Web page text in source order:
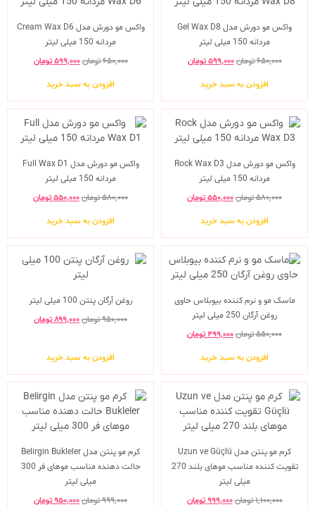
واکس مو دورش مدل Gel Wax D8
مردانه 150 میلی لیتر
۶۵۰,۰۰۰تومان۵۹۹,۰۰۰ تومان
افزودن به سبد خرید
واکس مو دورش مدل Cream Wax D6
مردانه 150 میلی لیتر
۶۵۰,۰۰۰تومان۵۹۹,۰۰۰ تومان
افزودن به سبد خرید
واکس مو دورش مدل Rock Wax D3
مردانه 150 میلی لیتر
۵۸۰,۰۰۰تومان۵۵۰,۰۰۰تومان
افزودن به سبد خرید
واکس مو دورش مدل Full Wax D1
مردانه 150 میلی لیتر
۵۸۰,۰۰۰تومان۵۵۰,۰۰۰تومان
افزودن به سبد خرید
ماسک مو و نرم کننده بیوبلاس حاوی
روغن آرگان 250 میلی لیتر
۵۵۰,۰۰۰تومان۴۹۹,۰۰۰تومان
افزودن به سبد خرید
روغن آرگان پنتن 100 میلی لیتر
۹۵۰,۰۰۰تومان۸۹۹,۰۰۰تومان
افزودن به سبد خرید
کرم مو پنتن مدل Uzun ve Güçlü
تقویت کننده مناسب موهای بلند 270
میلی لیتر
۱,۱۰۰,۰۰۰تومان۹۹۹,۰۰۰ تومان
کرم مو پنتن مدل Belirgin Bukleler
حالت دهنده مناسب موهای فر 300
میلی لیتر
۹۹۹,۰۰۰تومان۹۵۰,۰۰۰تومان